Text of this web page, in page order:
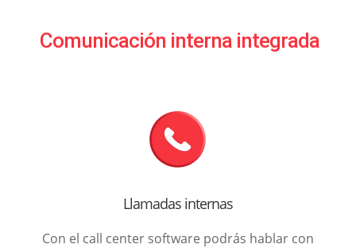
Comunicación interna integrada
Llamadas internas
Con el call center software podrás hablar con